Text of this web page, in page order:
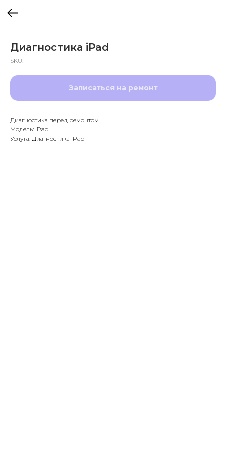
Диагностика iPad
SKU:
Записаться на ремонт
Диагностика перед ремонтом
Модель: iPad
Услуга: Диагностика iPad